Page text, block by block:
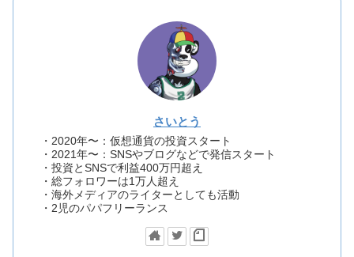
さいとう
・2020年〜：仮想通貨の投資スタート
・2021年〜：SNSやブログなどで発信スタート
・投資とSNSで利益400万円超え
・総フォロワーは1万人超え
・海外メディアのライターとしても活動
・2児のパパフリーランス